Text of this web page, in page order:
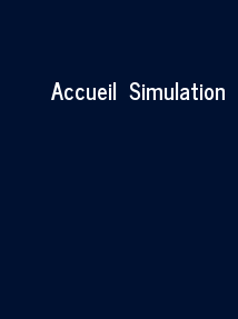
Accueil Simulation